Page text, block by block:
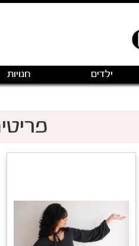
ילדים חנויות